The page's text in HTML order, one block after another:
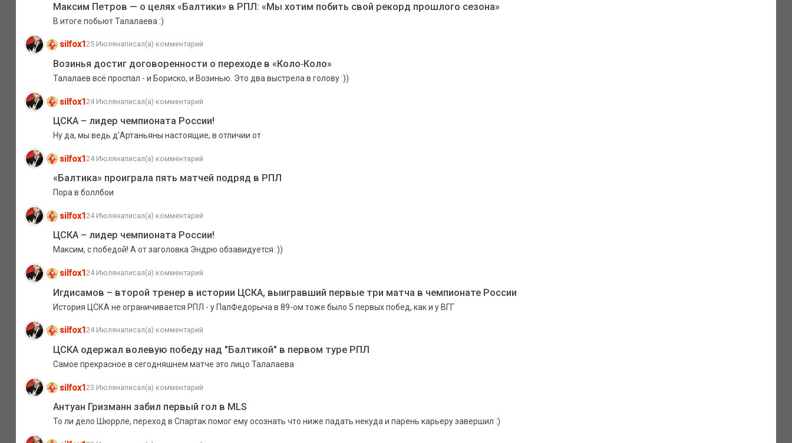
Максим Петров — о целях «Балтики» в РПЛ: «Мы хотим побить свой рекорд прошлого сезона»
В итоге побьют Талалаева :)
silfox125 Июлянаписал(а) комментарий
Возинья достиг договоренности о переходе в «Коло‑Коло»
Талалаев всë проспал - и Бориско, и Возинью. Это два выстрела в голову :))
silfox124 Июлянаписал(а) комментарий
ЦСКА – лидер чемпионата России!
Ну да, мы ведь д'Артаньяны настоящие, в отличии от
silfox124 Июлянаписал(а) комментарий
«Балтика» проиграла пять матчей подряд в РПЛ
Пора в боллбои
silfox124 Июлянаписал(а) комментарий
ЦСКА – лидер чемпионата России!
Максим, с победой! А от заголовка Эндрю обзавидуется :))
silfox124 Июлянаписал(а) комментарий
Игдисамов – второй тренер в истории ЦСКА, выигравший первые три матча в чемпионате России
История ЦСКА не ограничивается РПЛ - у ПалФедорыча в 89-ом тоже было 5 первых побед, как и у ВГГ
silfox124 Июлянаписал(а) комментарий
ЦСКА одержал волевую победу над "Балтикой" в первом туре РПЛ
Самое прекрасное в сегодняшнем матче это лицо Талалаева
silfox123 Июлянаписал(а) комментарий
Антуан Гризманн забил первый гол в MLS
То ли дело Шюррле, переход в Спартак помог ему осознать что ниже падать некуда и парень карьеру завершил :)